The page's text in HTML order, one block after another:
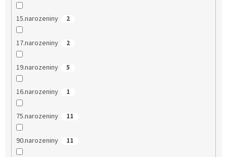
15.narozeniny 2
17.narozeniny 2
19.narozeniny 5
16.narozeniny 1
75.narozeniny 11
90.narozeniny 11